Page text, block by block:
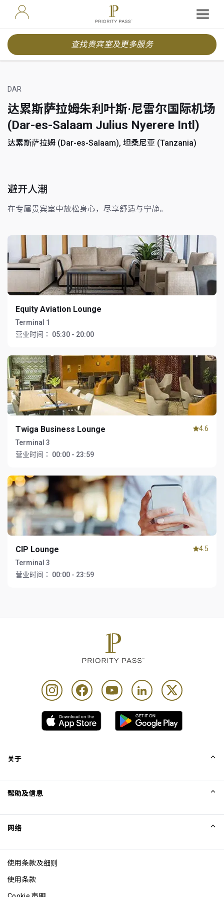
查找贵宾室及更多服务
DAR
达累斯萨拉姆朱利叶斯·尼雷尔国际机场
(Dar-es-Salaam Julius Nyerere Intl)
达累斯萨拉姆 (Dar-es-Salaam), 坦桑尼亚 (Tanzania)
避开人潮
在专属贵宾室中放松身心，尽享舒适与宁静。
Equity Aviation Lounge
Terminal 1
营业时间：
05:30 - 20:00
Twiga Business Lounge
Terminal 3
营业时间：
00:00 - 23:59
4.6
CIP Lounge
Terminal 3
营业时间：
00:00 - 23:59
4.5
关于
Excellence Awards
博客
帮助及信息
网络
使用条款及细则
使用条款